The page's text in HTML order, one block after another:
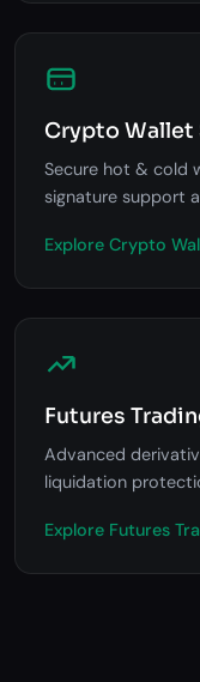
Crypto Wallet
Secure hot & cold
signature support
Explore Crypto
Futures
Advanced
liquidation
Explore Futures